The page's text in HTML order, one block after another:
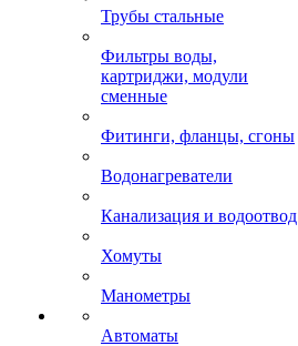
Трубы стальные
Фильтры воды,
картриджи, модули
сменные
Фитинги, фланцы, сгоны
Водонагреватели
Канализация и водоотвод
Хомуты
Манометры
Автоматы